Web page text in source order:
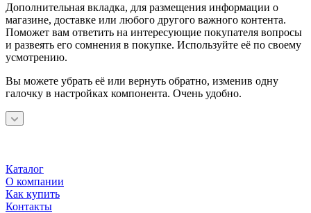
Дополнительная вкладка, для размещения информации о
магазине, доставке или любого другого важного контента.
Поможет вам ответить на интересующие покупателя вопросы
и развеять его сомнения в покупке. Используйте её по своему
усмотрению.
Вы можете убрать её или вернуть обратно, изменив одну
галочку в настройках компонента. Очень удобно.
Каталог
О компании
Как купить
Контакты